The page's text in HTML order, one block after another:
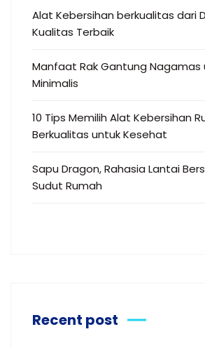
Alat Kebersihan berkualitas dari
Kualitas Terbaik
Manfaat Rak Gantung Nagamas
Minimalis
10 Tips Memilih Alat Kebersihan
Berkualitas untuk Kesehat
Sapu Dragon, Rahasia Lantai
Sudut Rumah
Recent post